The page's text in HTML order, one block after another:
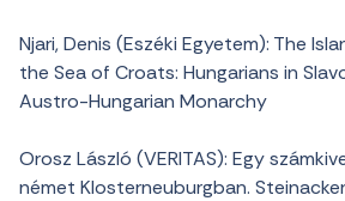
Njari, Denis (Eszéki Egyetem): The
the Sea of Croats: Hungarians in
Austro-Hungarian Monarchy
Orosz László (VERITAS): Egy
német Klosterneuburgban.